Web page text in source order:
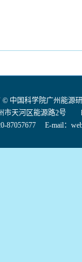
© 中国科学院广州能源
市天河区能源路2号
87057677 E-mail：